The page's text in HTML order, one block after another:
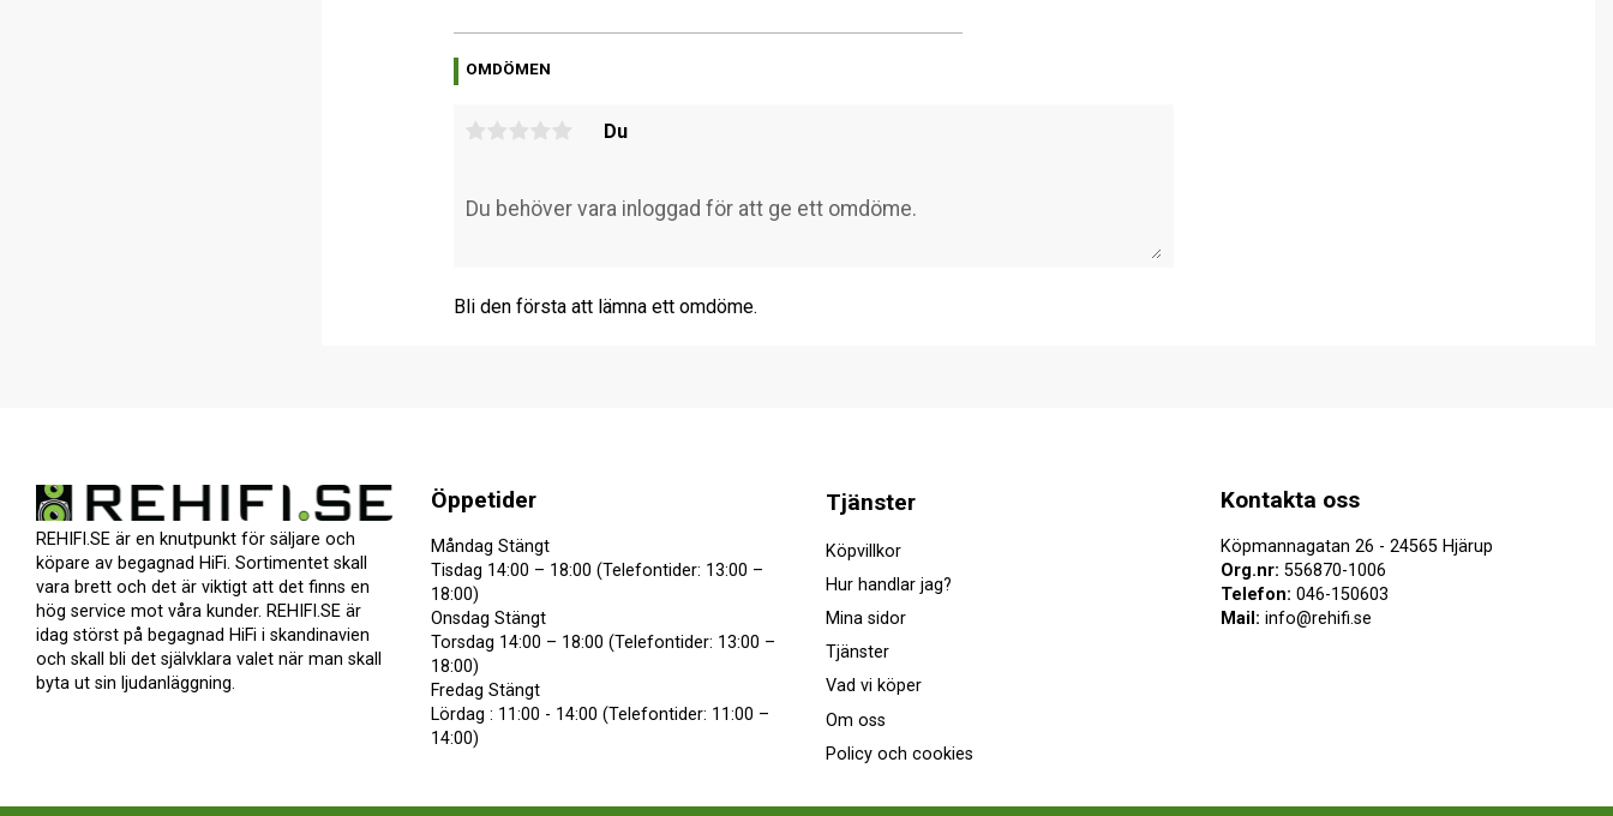
OMDÖMEN
Du
Bli den första att lämna ett omdöme.
REHIFI.SE är en knutpunkt för säljare och
köpare av begagnad HiFi. Sortimentet skall
vara brett och det är viktigt att det finns en
hög service mot våra kunder. REHIFI.SE är
idag störst på begagnad HiFi i skandinavien
och skall bli det självklara valet när man skall
byta ut sin ljudanläggning.
Öppetider
Måndag Stängt
Tisdag 14:00 – 18:00 (Telefontider: 13:00 –
18:00)
Onsdag Stängt
Torsdag 14:00 – 18:00 (Telefontider: 13:00 –
18:00)
Fredag Stängt
Lördag : 11:00 - 14:00 (Telefontider: 11:00 –
14:00)
Kontakta oss
Köpmannagatan 26 - 24565 Hjärup
Org.nr: 556870-1006
Telefon: 046-150603
Mail: info@rehifi.se
Tjänster
Köpvillkor
Hur handlar jag?
Mina sidor
Tjänster
Vad vi köper
Om oss
Policy och cookies